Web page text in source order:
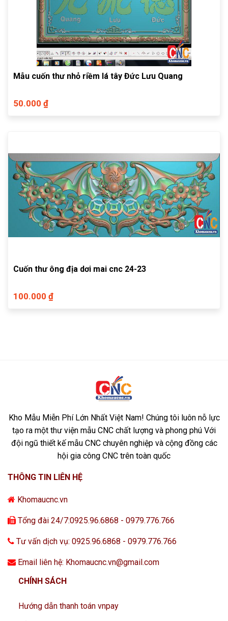
Mẫu cuốn thư nhỏ riềm lá tây Đức Lưu Quang
50.000 ₫
Cuốn thư ông địa dơi mai cnc 24-23
100.000 ₫
Kho Mẫu Miễn Phí Lớn Nhất Việt Nam! Chúng tôi luôn nỗ lực
tạo ra một thư viện mẫu CNC chất lượng và phong phú Với
đội ngũ thiết kế mẫu CNC chuyên nghiệp và cộng đồng các
hội gia công CNC trên toàn quốc
THÔNG TIN LIÊN HỆ
Khomaucnc.vn
Tổng đài 24/7:0925.96.6868 - 0979.776.766
Tư vấn dịch vụ: 0925.96.6868 - 0979.776.766
Email liên hệ: Khomaucnc.vn@gmail.com
CHÍNH SÁCH
Hướng dẫn thanh toán vnpay